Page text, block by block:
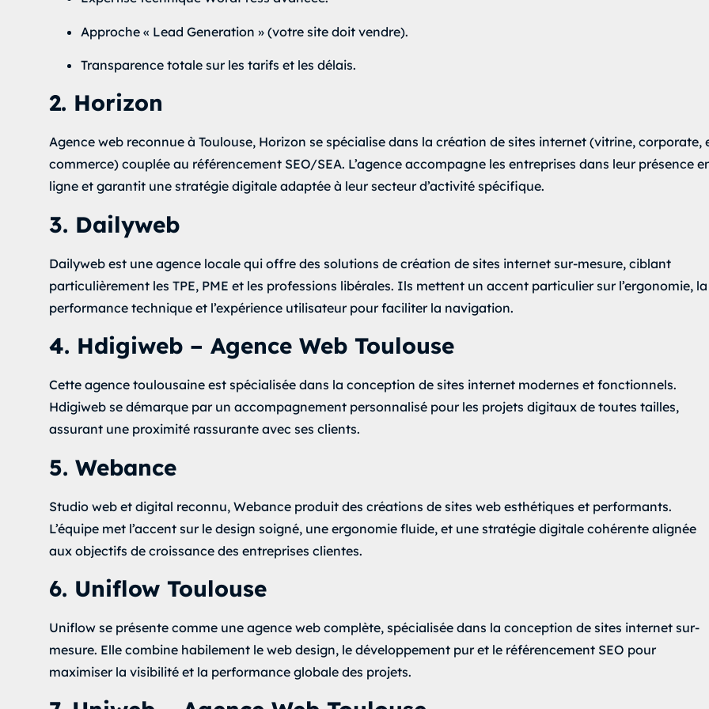
Approche « Lead Generation » (votre site doit vendre).
Transparence totale sur les tarifs et les délais.
2. Horizon
Agence web reconnue à Toulouse, Horizon se spécialise dans la création de sites internet (vitrine, corporate,
commerce) couplée au référencement SEO/SEA. L’agence accompagne les entreprises dans leur présence
ligne et garantit une stratégie digitale adaptée à leur secteur d’activité spécifique.
3. Dailyweb
Dailyweb est une agence locale qui offre des solutions de création de sites internet sur-mesure, ciblant
particulièrement les TPE, PME et les professions libérales. Ils mettent un accent particulier sur l’ergonomie, la
performance technique et l’expérience utilisateur pour faciliter la navigation.
4. Hdigiweb – Agence Web Toulouse
Cette agence toulousaine est spécialisée dans la conception de sites internet modernes et fonctionnels.
Hdigiweb se démarque par un accompagnement personnalisé pour les projets digitaux de toutes tailles,
assurant une proximité rassurante avec ses clients.
5. Webance
Studio web et digital reconnu, Webance produit des créations de sites web esthétiques et performants.
L’équipe met l’accent sur le design soigné, une ergonomie fluide, et une stratégie digitale cohérente alignée
aux objectifs de croissance des entreprises clientes.
6. Uniflow Toulouse
Uniflow se présente comme une agence web complète, spécialisée dans la conception de sites internet sur-
mesure. Elle combine habilement le web design, le développement pur et le référencement SEO pour
maximiser la visibilité et la performance globale des projets.